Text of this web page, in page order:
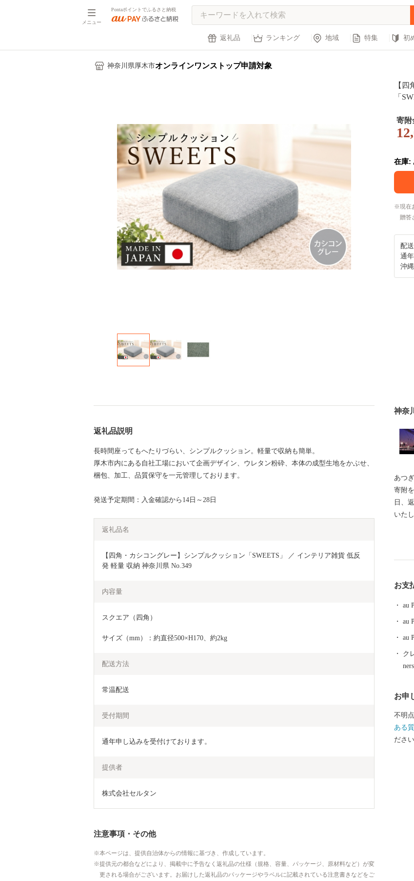
メニュー
Pontaポイントでふるさと納税
返礼品 ランキング 地域 特集 初
神奈川県厚木市オンラインワンストップ申請対象
【
「
寄附
在庫:
現在
贈答
配
通年
沖
返礼品説明
長時間座ってもへたりづらい、シンプルクッション。軽量で収納も簡単。
厚木市内にある自社工場において企画デザイン、ウレタン粉砕、本体の成型生地をかぶせ、
梱包、加工、品質保守を一元管理しております。
発送予定期間：入金確認から14日～28日
返礼品名
【四角・カシコングレー】シンプルクッション「SWEETS」 ／ インテリア雑貨 低反
発 軽量 収納 神奈川県 No.349
内容量
スクエア（四角）
サイズ（mm）：約直径500×H170、約2kg
配送方法
常温配送
受付期間
通年申し込みを受付けております。
提供者
株式会社セルタン
注意事項・その他
本ページは、提供自治体からの情報に基づき、作成しています。
提供元の都合などにより、掲載中に予告なく返礼品の仕様（規格、容量、パッケージ、原材料など）が変
更される場合がございます。お届けした返礼品のパッケージやラベルに記載されている注意書きなどをご
神奈
あつぎ
寄附
日、
いた
※返
期間
「
連絡
ただ
はイ
お支
au
au
au
ク
お申
不明
ある
ださい